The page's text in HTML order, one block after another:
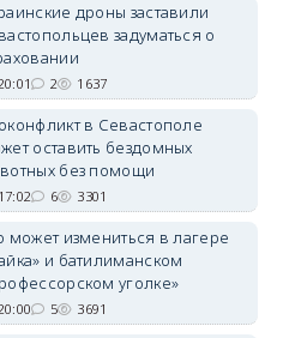
дроны заставили
задуматься о
2 1637
в Севастополе
оставить бездомных
без помощи
17:02 6 3301
может измениться в лагере
и батилиманском
уголке»
5 3691